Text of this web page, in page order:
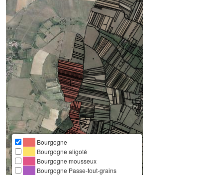
Bourgogne
Bourgogne aligoté
Bourgogne mousseux
Bourgogne Passe-tout-grains